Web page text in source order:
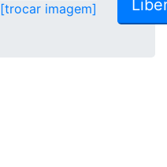
[trocar imagem]